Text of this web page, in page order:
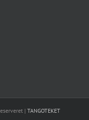
| TANGOTEKET